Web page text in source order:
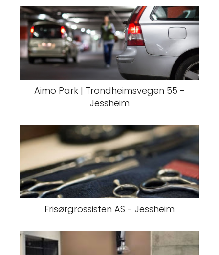
Aimo Park | Trondheimsvegen 55 -
Jessheim
Frisørgrossisten AS - Jessheim